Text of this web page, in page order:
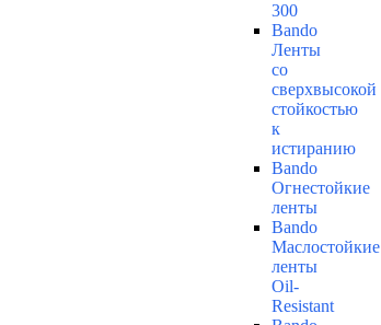
300
Bando
Ленты
со
сверхвысокой
стойкостью
к
истиранию
Bando
Огнестойкие
ленты
Bando
Маслостойкие
ленты
Oil-
Resistant